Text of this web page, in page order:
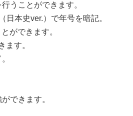
うことができます。
日本史ver.）で年号を暗記。
ができます。
ます。
できます。